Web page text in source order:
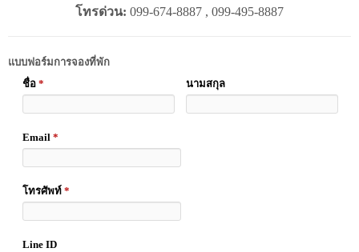
โทรด่วน: 099-674-8887 , 099-495-8887
แบบฟอร์มการจองที่พัก
ชื่อ * นามสกุล
Email *
โทรศัพท์ *
Line ID